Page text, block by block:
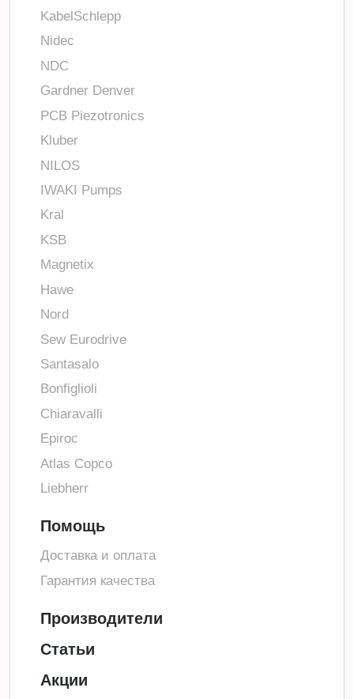
KabelSchlepp
Nidec
NDC
Gardner Denver
PCB Piezotronics
Kluber
NILOS
IWAKI Pumps
Kral
KSB
Magnetix
Hawe
Nord
Sew Eurodrive
Santasalo
Bonfiglioli
Chiaravalli
Epiroc
Atlas Copco
Liebherr
Помощь
Доставка и оплата
Гарантия качества
Производители
Статьи
Акции